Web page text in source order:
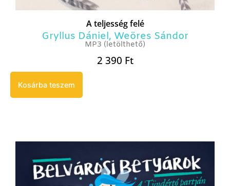
A teljesség felé
Gryllus Dániel, Weöres Sándor
MP3 (letölthető)
2 390 Ft
Kosárba teszem